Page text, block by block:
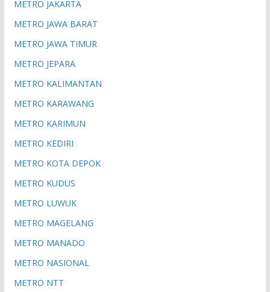
METRO JAKARTA
METRO JAWA BARAT
METRO JAWA TIMUR
METRO JEPARA
METRO KALIMANTAN
METRO KARAWANG
METRO KARIMUN
METRO KEDIRI
METRO KOTA DEPOK
METRO KUDUS
METRO LUWUK
METRO MAGELANG
METRO MANADO
METRO NASIONAL
METRO NTT